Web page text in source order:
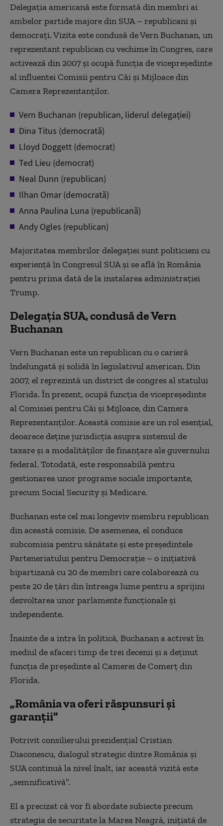
Delegația americană este formată din membri ai
ambelor partide majore din SUA – republicani și
democrați. Vizita este condusă de Vern Buchanan, un
reprezentant republican cu vechime în Congres, care
activează din 2007 și ocupă funcția de vicepreședinte
al influentei Comisii pentru Căi și Mijloace din
Camera Reprezentanților.
Vern Buchanan (republican, liderul delegației)
Dina Titus (democrată)
Lloyd Doggett (democrat)
Ted Lieu (democrat)
Neal Dunn (republican)
Ilhan Omar (democrată)
Anna Paulina Luna (republicană)
Andy Ogles (republican)
Majoritatea membrilor delegației sunt politicieni cu
experiență în Congresul SUA și se află în România
pentru prima dată de la instalarea administrației
Trump.
Delegația SUA, condusă de Vern
Buchanan
Vern Buchanan este un republican cu o carieră
îndelungată și solidă în legislativul american. Din
2007, el reprezintă un district de congres al statului
Florida. În prezent, ocupă funcția de vicepreședinte
al Comisiei pentru Căi și Mijloace, din Camera
Reprezentanților. Această comisie are un rol esențial,
deoarece deține jurisdicția asupra sistemul de
taxare și a modalităților de finanțare ale guvernului
federal. Totodată, este responsabilă pentru
gestionarea unor programe sociale importante,
precum Social Security și Medicare.
Buchanan este cel mai longeviv membru republican
din această comisie. De asemenea, el conduce
subcomisia pentru sănătate și este președintele
Parteneriatului pentru Democrație – o inițiativă
bipartizană cu 20 de membri care colaborează cu
peste 20 de țări din întreaga lume pentru a sprijini
dezvoltarea unor parlamente funcționale și
independente.
Înainte de a intra în politică, Buchanan a activat în
mediul de afaceri timp de trei decenii și a deținut
funcția de președinte al Camerei de Comerț din
Florida.
„România va oferi răspunsuri și
garanții”
Potrivit consilierului prezidențial Cristian
Diaconescu, dialogul strategic dintre România și
SUA continuă la nivel înalt, iar această vizită este
„semnificativă”.
El a precizat că vor fi abordate subiecte precum
strategia de securitate la Marea Neagră, inițiată de